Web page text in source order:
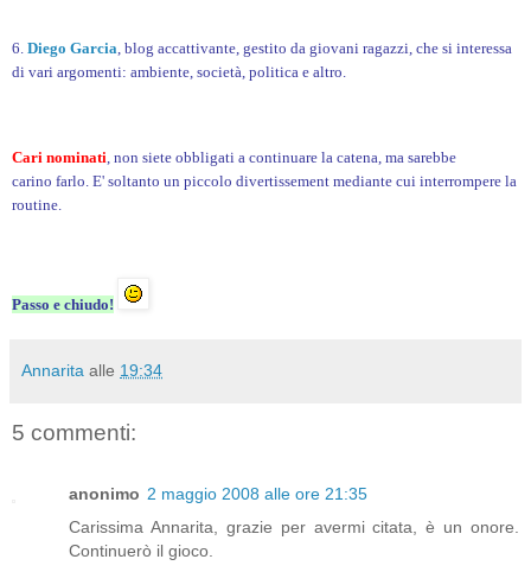
6. Diego Garcia, blog accattivante, gestito da giovani ragazzi, che si interessa
di vari argomenti: ambiente, società, politica e altro.
Cari nominati , non siete obbligati a continuare la catena, ma sarebbe
carino farlo. E' soltanto un piccolo divertissement mediante cui interrompere la
routine.
Passo e chiudo!
Annarita alle 19:34
5 commenti:
anonimo 2 maggio 2008 alle ore 21:35
Carissima Annarita, grazie per avermi citata, è un onore.
Continuerò il gioco.